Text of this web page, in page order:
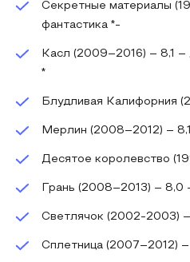
Секретные материалы
фантастика *-
Касл (2009–2016) – 8,1 –
*
Блудливая Калифорния
Мерлин (2008–2012) –
Десятое королевство
Грань (2008–2013) – 8,0
Светлячок (2002-2003)
Сплетница (2007–2012)